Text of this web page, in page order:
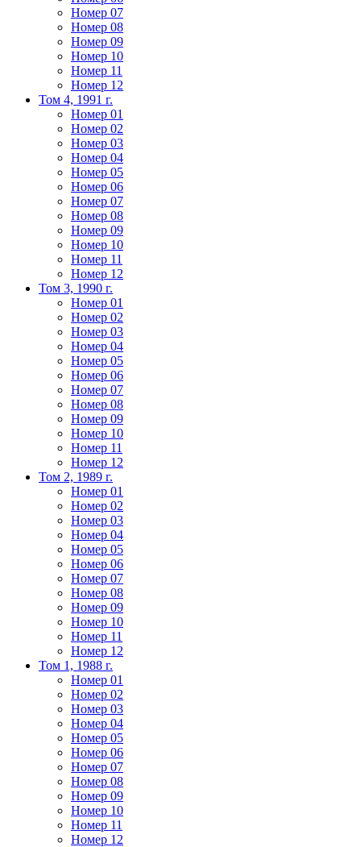
Номер 07
Номер 08
Номер 09
Номер 10
Номер 11
Номер 12
Том 4, 1991 г.
Номер 01
Номер 02
Номер 03
Номер 04
Номер 05
Номер 06
Номер 07
Номер 08
Номер 09
Номер 10
Номер 11
Номер 12
Том 3, 1990 г.
Номер 01
Номер 02
Номер 03
Номер 04
Номер 05
Номер 06
Номер 07
Номер 08
Номер 09
Номер 10
Номер 11
Номер 12
Том 2, 1989 г.
Номер 01
Номер 02
Номер 03
Номер 04
Номер 05
Номер 06
Номер 07
Номер 08
Номер 09
Номер 10
Номер 11
Номер 12
Том 1, 1988 г.
Номер 01
Номер 02
Номер 03
Номер 04
Номер 05
Номер 06
Номер 07
Номер 08
Номер 09
Номер 10
Номер 11
Номер 12